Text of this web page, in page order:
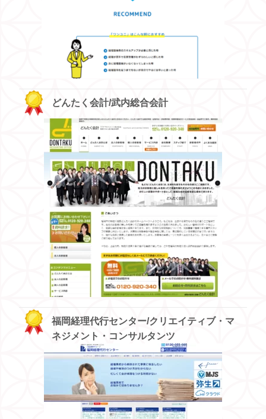
どんたく会計/武内総合会計
福岡経理代行センター/クリエイティブ・マ
ネジメント・コンサルタンツ